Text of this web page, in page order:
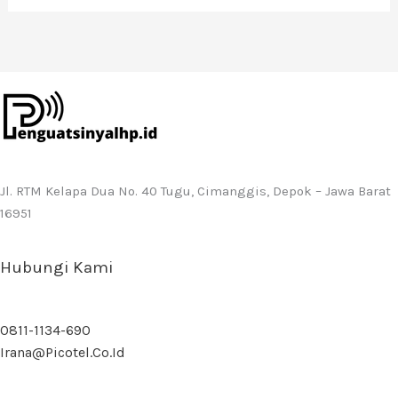
Jl. RTM Kelapa Dua No. 40 Tugu, Cimanggis, Depok – Jawa Barat
16951
Hubungi Kami
0811-1134-690
Irana@picotel.co.id